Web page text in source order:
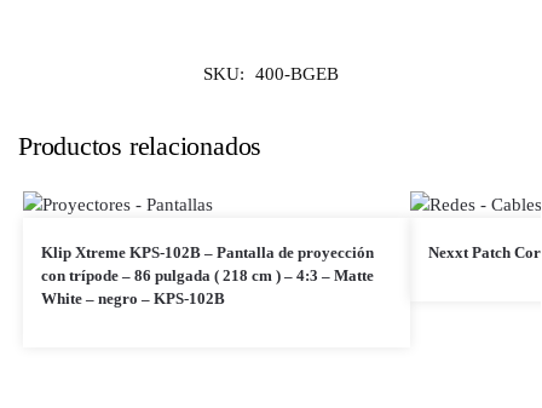
SKU: 400-BGEB
Productos relacionados
Klip Xtreme KPS-102B – Pantalla de proyección
con trípode – 86 pulgada ( 218 cm ) – 4:3 – Matte
White – negro – KPS-102B
Nexxt Patch